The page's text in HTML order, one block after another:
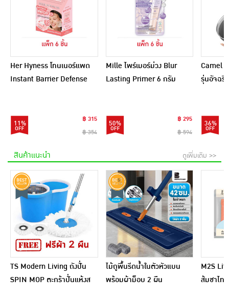
Her Hyness โทนเนอร์แพด
Instant Barrier Defense
11%
฿ 315
฿ 354
Mille ไพร์เมอร์ม่วง Blur
Lasting Primer 6 กรัม
50%
฿ 295
฿ 594
Camel
รุ่นอัจฉริ
36%
สินค้าแนะนำ ดูเพิ่มเติม >>
TS Modern Living ถังปั่น
SPIN MOP ตะกร้าปั่นแห้งส
ไม้ถูพื้นรีดน้ำในตัวหัวแบน
พร้อมผ้าม็อบ 2 ผืน
M2S
ส้มชาไท